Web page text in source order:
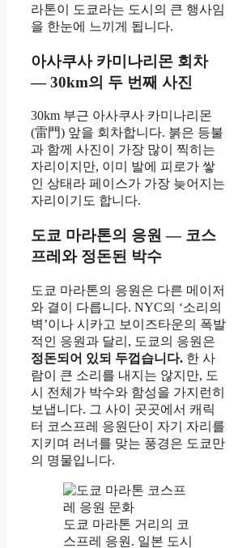
라톤이 도쿄라는 도시의 큰 행사임
을 한눈에 느끼게 됩니다.
아사쿠사 카미나리몬 회차
— 30km의 두 번째 사진
30km 부근 아사쿠사 카미나리몬
(雷門) 앞을 회차합니다. 붉은 등불
과 함께 사진이 가장 많이 찍히는
자리이지만, 이미 발에 피로가 쌓
인 상태라 페이스가 가장 늦어지는
자리이기도 합니다.
도쿄 마라톤의 응원 — 코스
프레와 정돈된 박수
도쿄 마라톤의 응원은 다른 메이저
와 결이 다릅니다. NYC의 ‘소리의
벽’이나 시카고 보이즈타운의 폭발
적인 응원과 달리, 도쿄의 응원은
정돈되어 있되 두껍습니다. 한 사
람이 큰 소리를 내지는 않지만, 도
시 전체가 박수와 함성을 가지런히
보냅니다. 그 사이 곳곳에서 캐릭
터 코스프레 응원단이 자기 자리를
지키며 러너를 맞는 풍경은 도쿄만
의 명물입니다.
도쿄 마라톤 거리의 코
스프레 응원. 일본 도시